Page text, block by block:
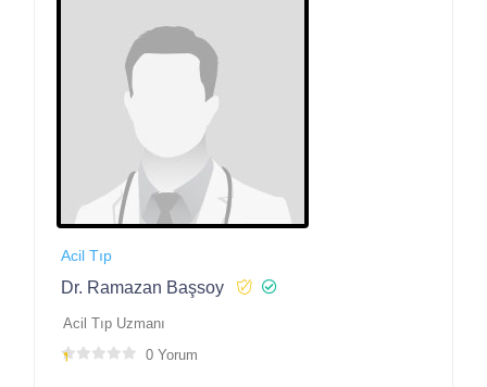
Acil Tıp
Dr. Ramazan Başsoy
Acil Tıp Uzmanı
0 Yorum